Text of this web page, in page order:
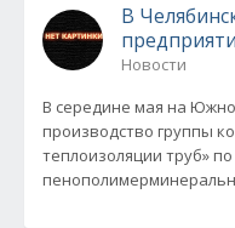
В
Новости
В середине мая на
производство группы
теплоизоляции труб»